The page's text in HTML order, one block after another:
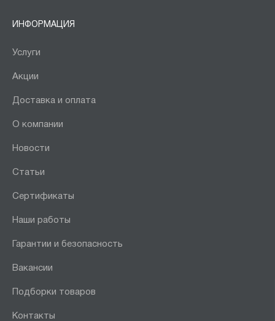
ИНФОРМАЦИЯ
Услуги
Акции
Доставка и оплата
О компании
Новости
Статьи
Сертификаты
Наши работы
Гарантии и безопасность
Вакансии
Подборки товаров
Контакты